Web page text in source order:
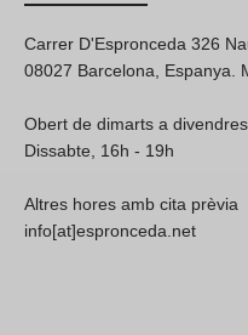
Carrer D'Espronceda 326
08027 Barcelona, Espanya.
Obert de dimarts a
Dissabte, 16h - 19h
Altres hores amb cita prèvia
info[at]espronceda.net